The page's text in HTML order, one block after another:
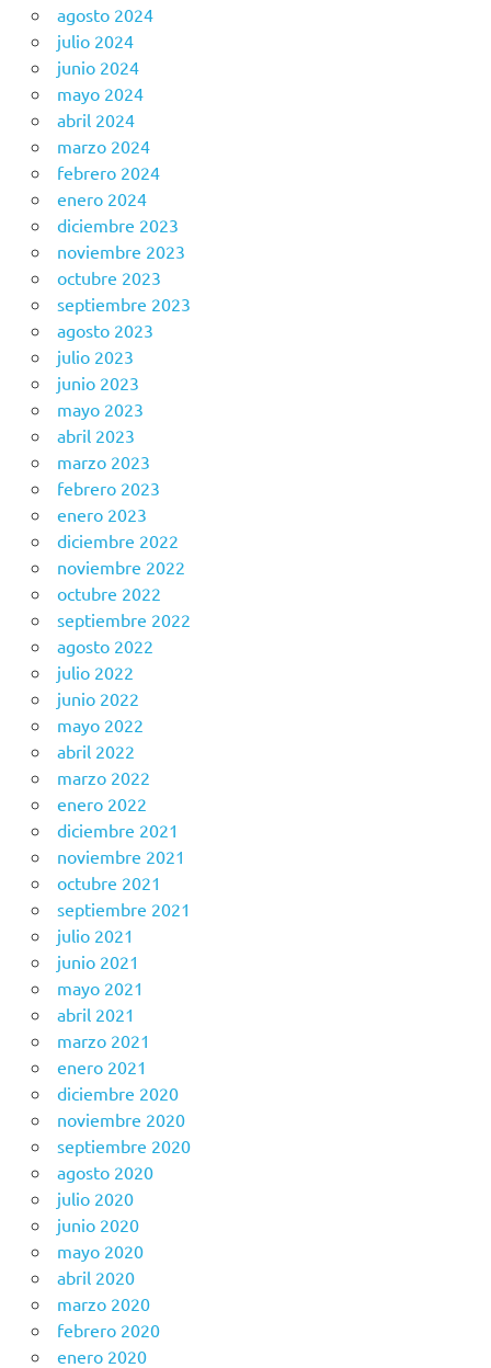
agosto 2024
julio 2024
junio 2024
mayo 2024
abril 2024
marzo 2024
febrero 2024
enero 2024
diciembre 2023
noviembre 2023
octubre 2023
septiembre 2023
agosto 2023
julio 2023
junio 2023
mayo 2023
abril 2023
marzo 2023
febrero 2023
enero 2023
diciembre 2022
noviembre 2022
octubre 2022
septiembre 2022
agosto 2022
julio 2022
junio 2022
mayo 2022
abril 2022
marzo 2022
enero 2022
diciembre 2021
noviembre 2021
octubre 2021
septiembre 2021
julio 2021
junio 2021
mayo 2021
abril 2021
marzo 2021
enero 2021
diciembre 2020
noviembre 2020
septiembre 2020
agosto 2020
julio 2020
junio 2020
mayo 2020
abril 2020
marzo 2020
febrero 2020
enero 2020